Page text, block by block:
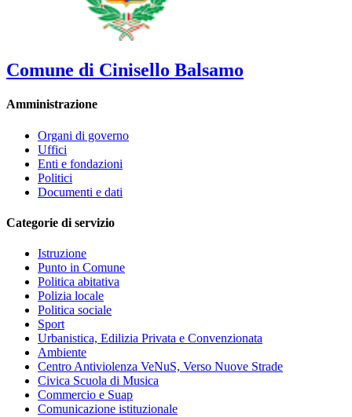
Comune di Cinisello Balsamo
Amministrazione
Organi di governo
Uffici
Enti e fondazioni
Politici
Documenti e dati
Categorie di servizio
Istruzione
Punto in Comune
Politica abitativa
Polizia locale
Politica sociale
Sport
Urbanistica, Edilizia Privata e Convenzionata
Ambiente
Centro Antiviolenza VeNuS, Verso Nuove Strade
Civica Scuola di Musica
Commercio e Suap
Comunicazione istituzionale